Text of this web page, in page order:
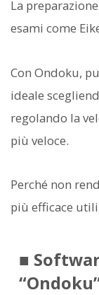
La
esami come
Con Ondoku,
ideale
regolando la
più veloce.
Perché non
più efficace
■